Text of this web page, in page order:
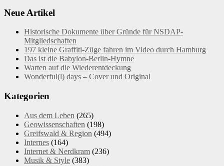
Neue Artikel
Historische Dokumente über Gründe für NSDAP-
Mitgliedschaften
197 kleine Graffiti-Züge fahren im Video durch Hamburg
Das ist die Babylon-Berlin-Hymne
Warten auf die Wiederentdeckung
Wonderful(l) days – Cover und Original
Kategorien
Aus dem Leben (265)
Geowissenschaften (198)
Greifswald & Region (494)
Internes (164)
Internet & Nerdkram (236)
Musik & Style (383)